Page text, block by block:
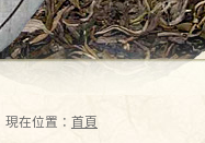
現在位置： 首頁